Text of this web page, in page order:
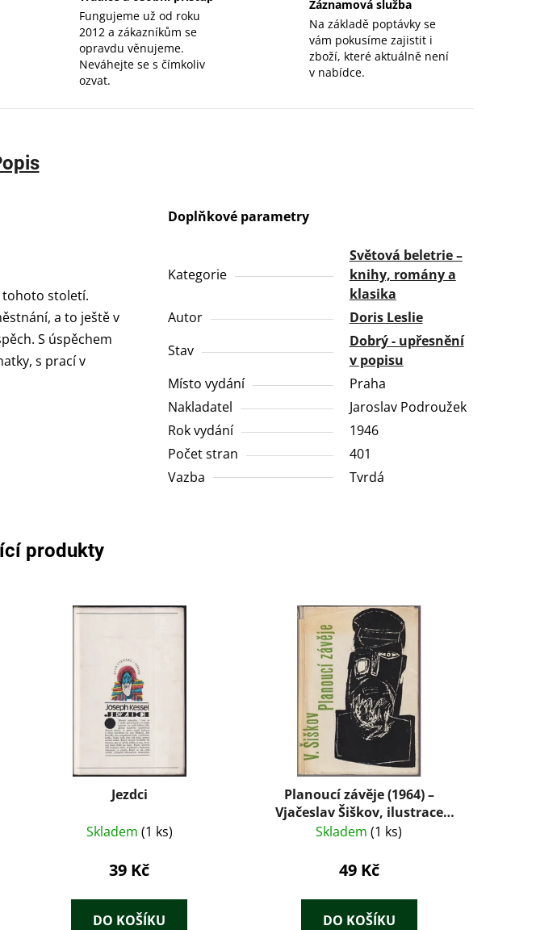
Fungujeme už od roku
2012 a zákazníkům se
opravdu věnujeme.
Neváhejte se s čímkoliv
ozvat.
Záznamová služba
Na základě poptávky se
vám pokusíme zajistit i
zboží, které aktuálně není
v nabídce.
tohoto století.
a to ještě v
S úspěchem
s prací v
Doplňkové parametry
Kategorie
Světová beletrie –
knihy, romány a
klasika
Autor
Doris Leslie
Stav
Dobrý - upřesnění
v popisu
Místo vydání
Praha
Nakladatel
Jaroslav Podroužek
Rok vydání
1946
Počet stran
401
Vazba
Tvrdá
produkty
Jezdci
Skladem (1 ks)
39 Kč
DO KOŠÍKU
Planoucí závěje (1964) –
Vjačeslav Šiškov, ilustrace
Karel Hruška
Skladem(1 ks)
49 Kč
DO KOŠÍKU